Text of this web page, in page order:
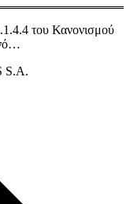
του Κανονισμού
S.A.